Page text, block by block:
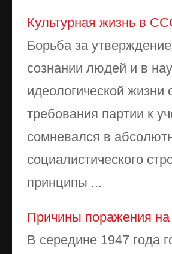
Культурная жизнь в
Борьба за
сознании людей и в
идеологической
требования партии к
сомневался в
социалистического
принципы ...
Причины поражения на
В середине 1947 года